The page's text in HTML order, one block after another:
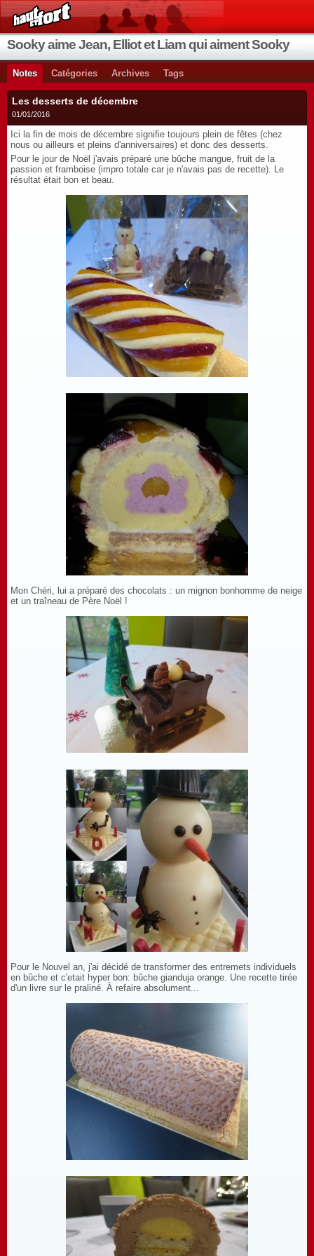
Notes Catégories Archives Tags
Les desserts de décembre
01/01/2016
Ici la fin de mois de décembre signifie toujours plein de fêtes (chez
nous ou ailleurs et pleins d'anniversaires) et donc des desserts.
Pour le jour de Noël j'avais préparé une bûche mangue, fruit de la
passion et framboise (impro totale car je n'avais pas de recette). Le
résultat était bon et beau.
Mon Chéri, lui a préparé des chocolats : un mignon bonhomme de neige
et un traîneau de Père Noël !
Pour le Nouvel an, j'ai décidé de transformer des entremets individuels
en bûche et c'etait hyper bon: bûche gianduja orange. Une recette tirée
d'un livre sur le praliné. À refaire absolument...